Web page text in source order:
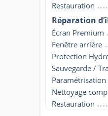
Restauration
Réparation
Écran Premium
Fenêtre arrière
Protection
Sauvegarde /
Nettoyage
Restauration